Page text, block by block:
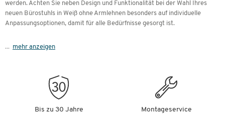
werden. Achten Sie neben Design und Funktionalität bei der Wahl Ihres
neuen Bürostuhls in Weiß ohne Armlehnen besonders auf individuelle
Anpassungsoptionen, damit für alle Bedürfnisse gesorgt ist.
... mehr anzeigen
Bis zu 30 Jahre
Montageservice